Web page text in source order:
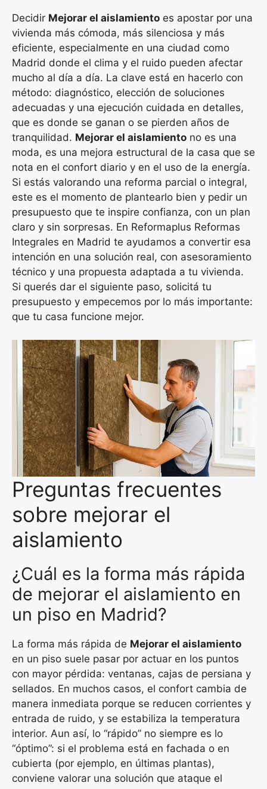
Decidir Mejorar el aislamiento es apostar por una
vivienda más cómoda, más silenciosa y más
eficiente, especialmente en una ciudad como
Madrid donde el clima y el ruido pueden afectar
mucho al día a día. La clave está en hacerlo con
método: diagnóstico, elección de soluciones
adecuadas y una ejecución cuidada en detalles,
que es donde se ganan o se pierden años de
tranquilidad. Mejorar el aislamiento no es una
moda, es una mejora estructural de la casa que se
nota en el confort diario y en el uso de la energía.
Si estás valorando una reforma parcial o integral,
este es el momento de plantearlo bien y pedir un
presupuesto que te inspire confianza, con un plan
claro y sin sorpresas. En Reformaplus Reformas
Integrales en Madrid te ayudamos a convertir esa
intención en una solución real, con asesoramiento
técnico y una propuesta adaptada a tu vivienda.
Si querés dar el siguiente paso, solicitá tu
presupuesto y empecemos por lo más importante:
que tu casa funcione mejor.
Preguntas frecuentes
sobre mejorar el
aislamiento
¿Cuál es la forma más rápida
de mejorar el aislamiento en
un piso en Madrid?
La forma más rápida de Mejorar el aislamiento
en un piso suele pasar por actuar en los puntos
con mayor pérdida: ventanas, cajas de persiana y
sellados. En muchos casos, el confort cambia de
manera inmediata porque se reducen corrientes y
entrada de ruido, y se estabiliza la temperatura
interior. Aun así, lo “rápido” no siempre es lo
“óptimo”: si el problema está en fachada o en
cubierta (por ejemplo, en últimas plantas),
conviene valorar una solución que ataque el